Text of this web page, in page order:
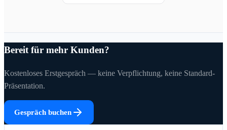
Bereit für mehr Kunden?
Kostenloses Erstgespräch — keine Verpflichtung, keine Standard-
Präsentation.
Gespräch buchen